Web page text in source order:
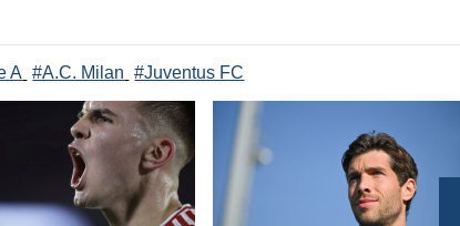
A #A.C. Milan #Juventus FC